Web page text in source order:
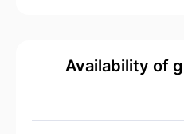
Availability of